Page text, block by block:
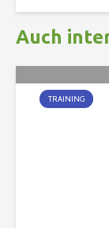
Auch
TRAINING